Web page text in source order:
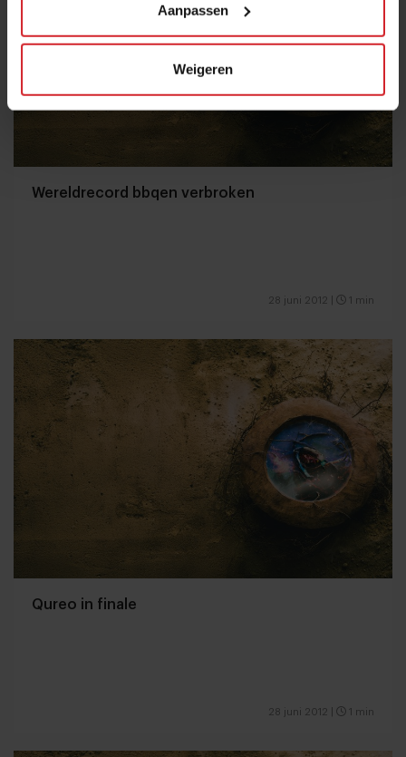
Aanpassen
Weigeren
Wereldrecord bbqen verbroken
28 juni 2012 1 min
Qureo in finale
28 juni 2012 1 min